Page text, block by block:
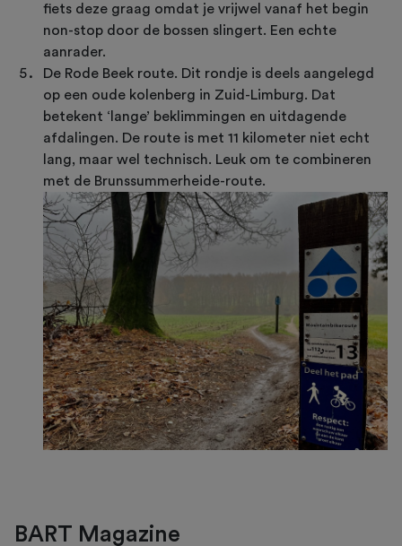
fiets deze graag omdat je vrijwel vanaf het begin
non-stop door de bossen slingert. Een echte
aanrader.
De Rode Beek route. Dit rondje is deels aangelegd
op een oude kolenberg in Zuid-Limburg. Dat
betekent ‘lange’ beklimmingen en uitdagende
afdalingen. De route is met 11 kilometer niet echt
lang, maar wel technisch. Leuk om te combineren
met de Brunssummerheide-route.
BART Magazine